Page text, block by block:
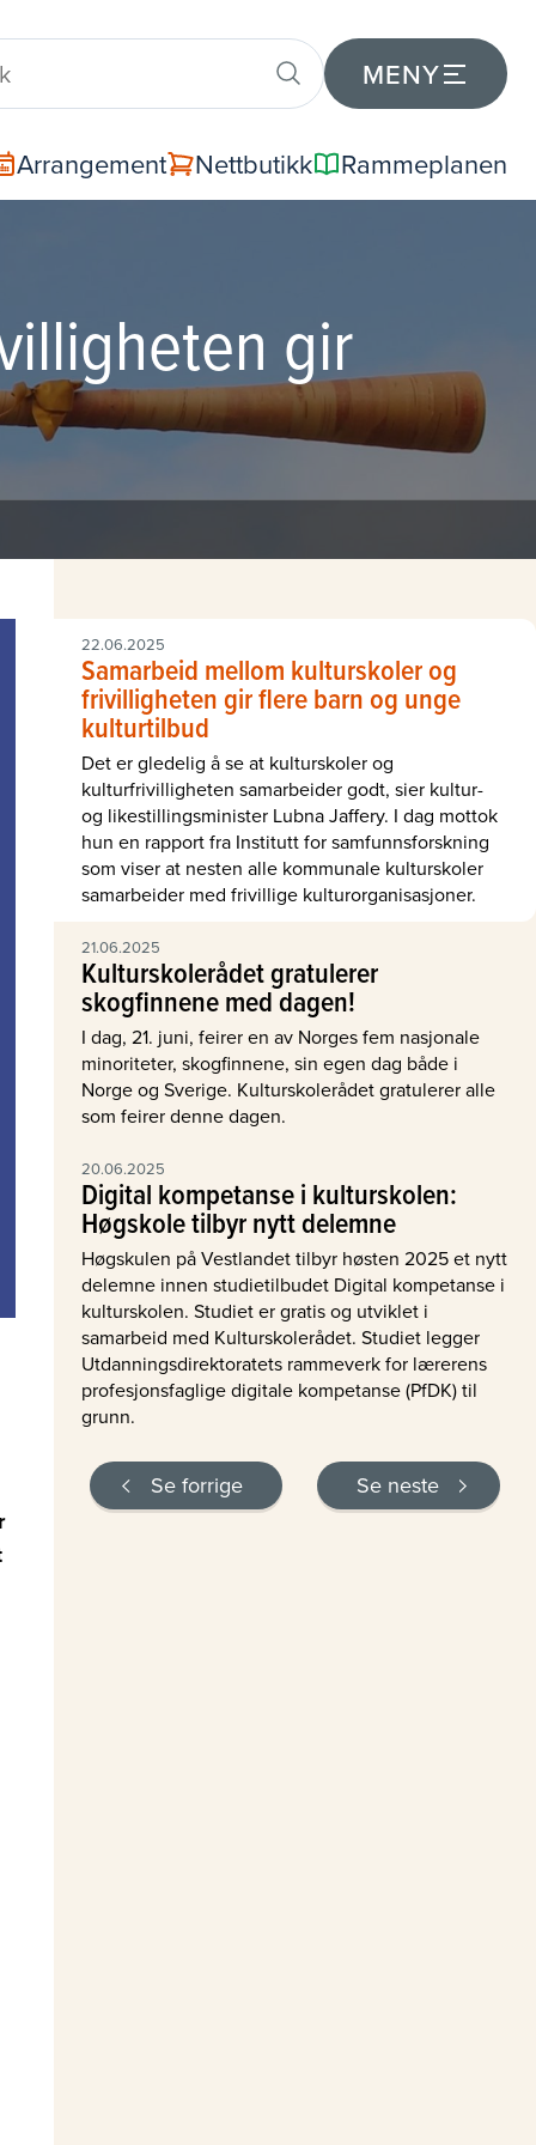
MENY
Arrangement Nettbutikk Rammeplanen
gir
22.06.2025
Samarbeid mellom kulturskoler og
frivilligheten gir flere barn og unge
kulturtilbud
Det er gledelig å se at kulturskoler og
kulturfrivilligheten samarbeider godt, sier kultur-
og likestillingsminister Lubna Jaffery. I dag mottok
hun en rapport fra Institutt for samfunnsforskning
som viser at nesten alle kommunale kulturskoler
samarbeider med frivillige kulturorganisasjoner.
21.06.2025
Kulturskolerådet gratulerer
skogfinnene med dagen!
I dag, 21. juni, feirer en av Norges fem nasjonale
minoriteter, skogfinnene, sin egen dag både i
Norge og Sverige. Kulturskolerådet gratulerer alle
som feirer denne dagen.
20.06.2025
Digital kompetanse i kulturskolen:
Høgskole tilbyr nytt delemne
Høgskulen på Vestlandet tilbyr høsten 2025 et nytt
delemne innen studietilbudet Digital kompetanse i
kulturskolen. Studiet er gratis og utviklet i
samarbeid med Kulturskolerådet. Studiet legger
Utdanningsdirektoratets rammeverk for lærerens
profesjonsfaglige digitale kompetanse (PfDK) til
grunn.
Se forrige Se neste